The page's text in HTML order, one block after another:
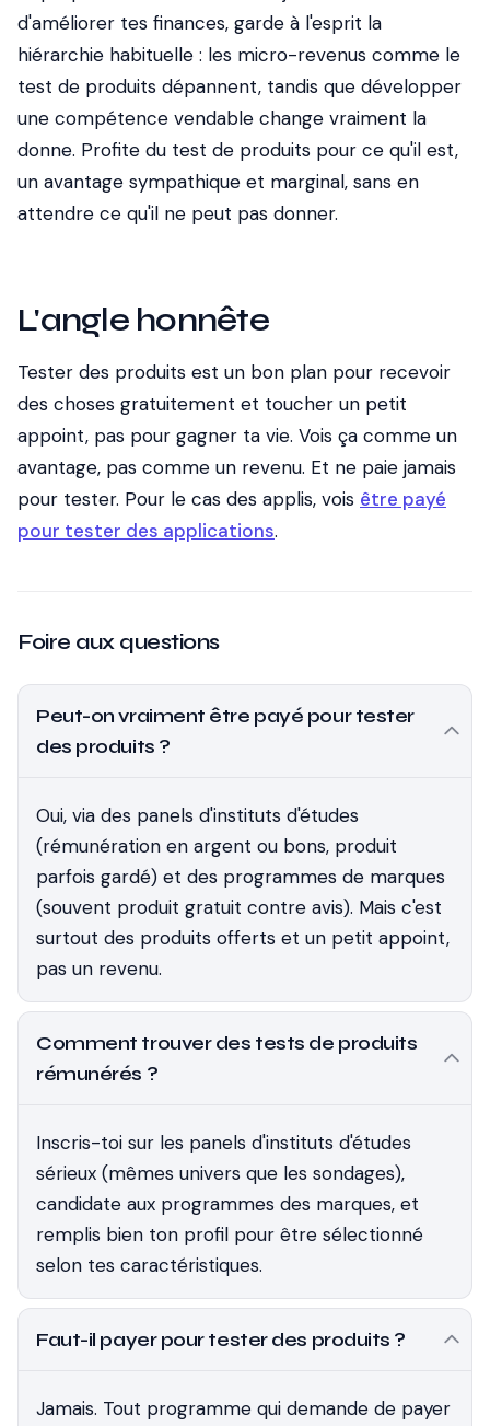
d'améliorer tes finances, garde à l'esprit la
hiérarchie habituelle : les micro-revenus comme le
test de produits dépannent, tandis que développer
une compétence vendable change vraiment la
donne. Profite du test de produits pour ce qu'il est,
un avantage sympathique et marginal, sans en
attendre ce qu'il ne peut pas donner.
L'angle honnête
Tester des produits est un bon plan pour recevoir
des choses gratuitement et toucher un petit
appoint, pas pour gagner ta vie. Vois ça comme un
avantage, pas comme un revenu. Et ne paie jamais
pour tester. Pour le cas des applis, vois être payé
pour tester des applications.
Foire aux questions
Peut-on vraiment être payé pour tester
des produits ?
Oui, via des panels d'instituts d'études
(rémunération en argent ou bons, produit
parfois gardé) et des programmes de marques
(souvent produit gratuit contre avis). Mais c'est
surtout des produits offerts et un petit appoint,
pas un revenu.
Comment trouver des tests de produits
rémunérés ?
Inscris-toi sur les panels d'instituts d'études
sérieux (mêmes univers que les sondages),
candidate aux programmes des marques, et
remplis bien ton profil pour être sélectionné
selon tes caractéristiques.
Faut-il payer pour tester des produits ?
Jamais. Tout programme qui demande de payer